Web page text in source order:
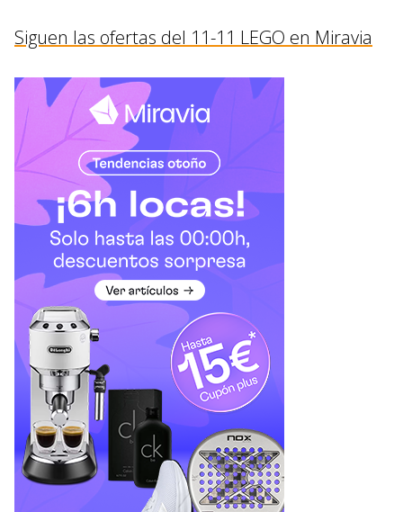
Siguen las ofertas del 11-11 LEGO en Miravia